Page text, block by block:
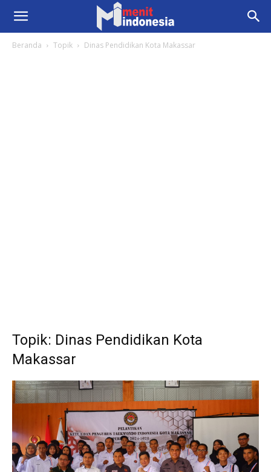
Beranda Topik Dinas Pendidikan Kota Makassar
Topik: Dinas Pendidikan Kota
Makassar